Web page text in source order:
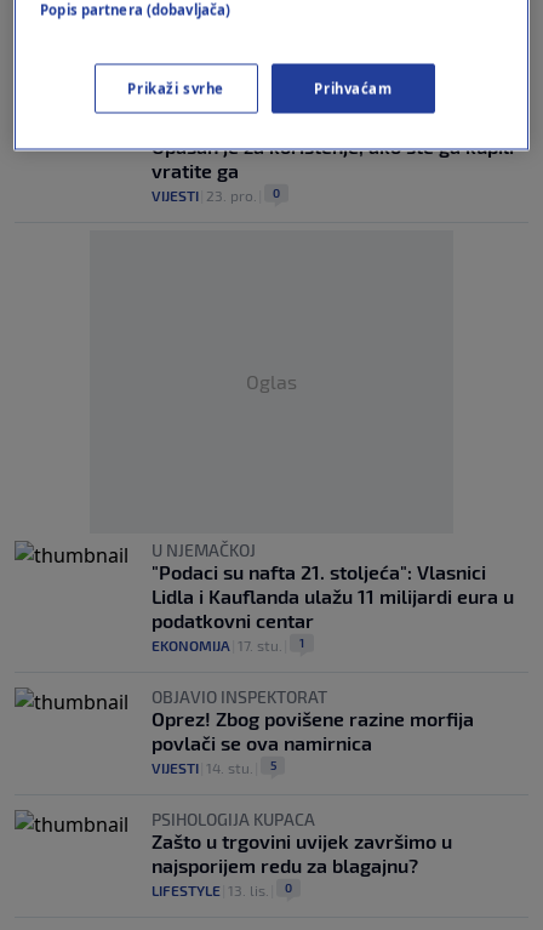
promjene. Što se mijenja?
OBAVIJEST POTROŠAČIMA
Povlači se popularni kuhinjski uređaj:
Opasan je za korištenje, ako ste ga kupili -
vratite ga
VIJESTI 23. pro. 0
Oglas
U NJEMAČKOJ
"Podaci su nafta 21. stoljeća": Vlasnici
Lidla i Kauflanda ulažu 11 milijardi eura u
podatkovni centar
EKONOMIJA 17. stu. 1
OBJAVIO INSPEKTORAT
Oprez! Zbog povišene razine morfija
povlači se ova namirnica
VIJESTI 14. stu. 5
PSIHOLOGIJA KUPACA
Zašto u trgovini uvijek završimo u
najsporijem redu za blagajnu?
LIFESTYLE 13. lis. 0
Popis partnera (dobavljača)
Prikaži svrhe Prihvaćam